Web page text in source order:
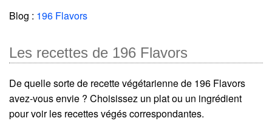
Blog : 196 Flavors
Les recettes de 196 Flavors
De quelle sorte de recette végétarienne de 196 Flavors
avez-vous envie ? Choisissez un plat ou un ingrédient
pour voir les recettes végés correspondantes.